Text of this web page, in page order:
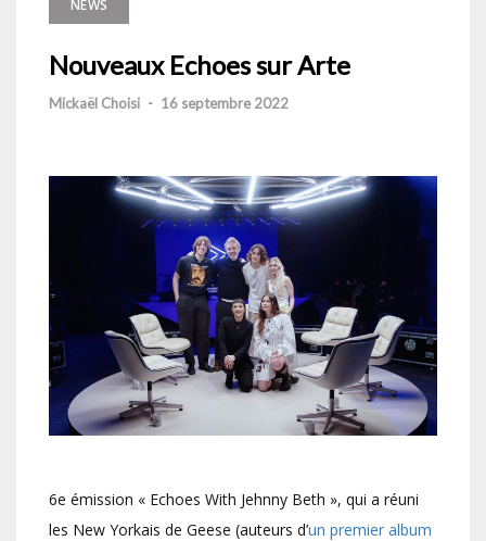
NEWS
Nouveaux Echoes sur Arte
Mickaël Choisi - 16 septembre 2022
6e émission « Echoes With Jehnny Beth », qui a réuni
les New Yorkais de Geese (auteurs d’un premier album